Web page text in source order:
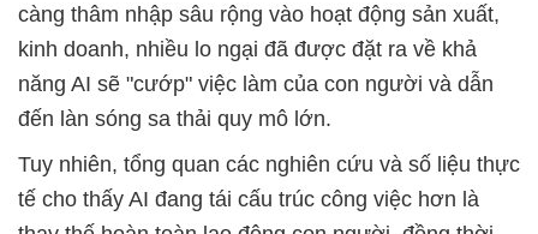
càng thâm nhập sâu rộng vào hoạt động sản xuất,
kinh doanh, nhiều lo ngại đã được đặt ra về khả
năng AI sẽ "cướp" việc làm của con người và dẫn
đến làn sóng sa thải quy mô lớn.
Tuy nhiên, tổng quan các nghiên cứu và số liệu thực
tế cho thấy AI đang tái cấu trúc công việc hơn là